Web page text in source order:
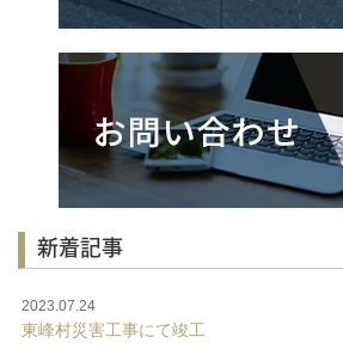
新着記事
2023.07.24
東峰村災害工事にて竣工